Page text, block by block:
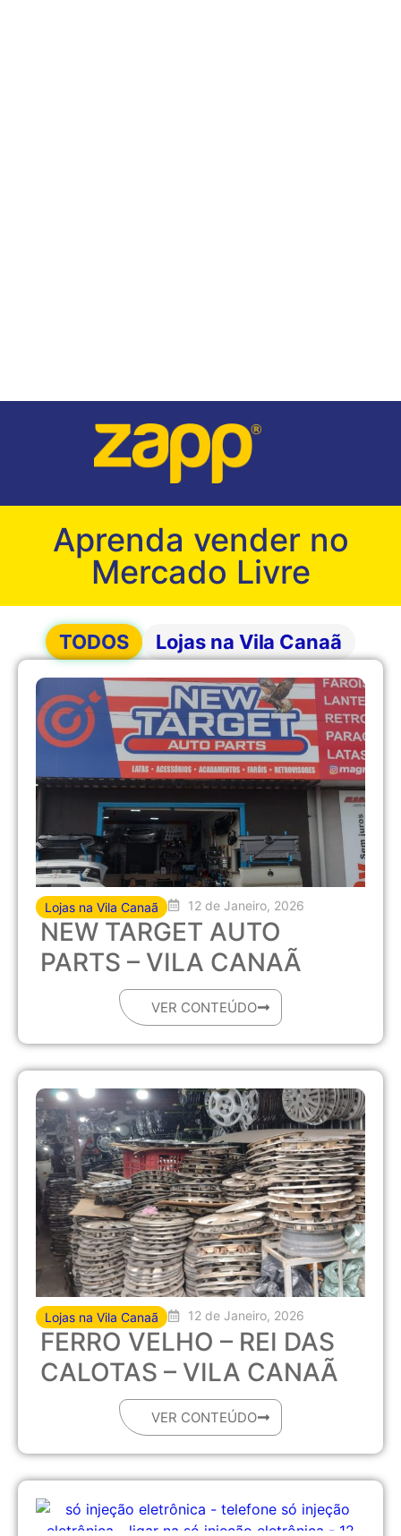
Aprenda vender no
Mercado Livre
Lojas na Vila Canaã
TODOS
Lojas na Vila Canaã 12 de Janeiro, 2026
NEW TARGET AUTO
PARTS – VILA CANAÃ
VER CONTEÚDO
Lojas na Vila Canaã 12 de Janeiro, 2026
FERRO VELHO – REI DAS
CALOTAS – VILA CANAÃ
VER CONTEÚDO